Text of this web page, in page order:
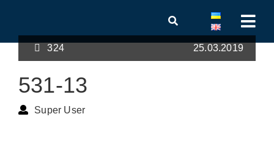
324 25.03.2019
531-13
Super User